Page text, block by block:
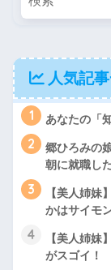
人気記
1 あなたの「
2
郷ひろみの
朝に就職し
3
【美人姉妹
かはサイモ
4
【美人姉妹
がスゴイ！